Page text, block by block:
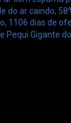
do ar caindo,
1106 dias de
Pequi Gigante